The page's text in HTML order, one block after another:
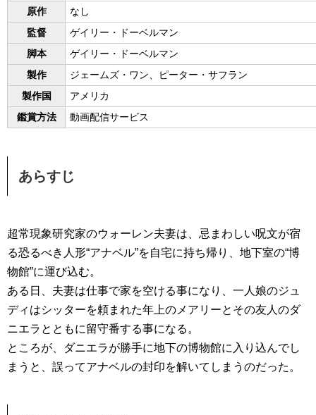
原作
なし
監督
ゲイリー・ドーベルマン
脚本
ゲイリー・ドーベルマン
製作
ジェームズ・ワン、ピーター・サフラン
製作国
アメリカ
鑑賞方法
動画配信サービス
あらすじ
超常現象研究家のウォーレン夫妻は、忌まわしい呪文が宿
る恐るべき人形“アナベル”を自宅に持ち帰り、地下室の“博
物館”に運び込む。
ある日、夫妻は仕事で家を空ける事になり、一人娘のジュ
ディはシッターを頼まれた年上のメアリーとその友人のダ
ニエラとともに留守番する事になる。
ところが、ダニエラが勝手に地下の博物館に入り込んでし
まうと、誤ってアナベルの封印を解いてしまうのだった。